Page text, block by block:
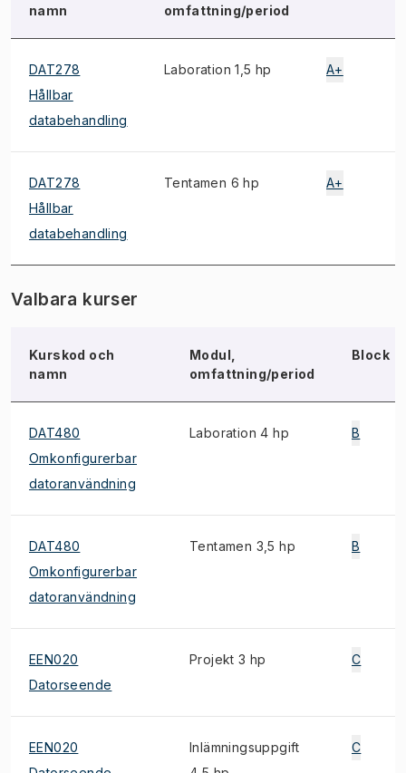
namn
omfattning/period
DAT278
Hållbar
databehandling
Laboration 1,5 hp A+
DAT278
Hållbar
databehandling
Tentamen 6 hp A+
Valbara kurser
Kurskod och
namn
Modul,
omfattning/period
Block
DAT480
Omkonfigurerbar
datoranvändning
Laboration 4 hp B
DAT480
Omkonfigurerbar
datoranvändning
Tentamen 3,5 hp B
EEN020
Datorseende
Projekt 3 hp C
EEN020
Inlämningsuppgift
C